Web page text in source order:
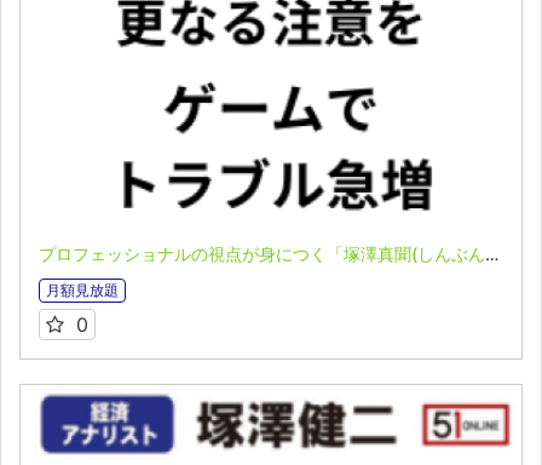
プロフェッショナルの視点が身につく「塚澤真聞(しんぶん)」(2026.4.13）
月額見放題
0